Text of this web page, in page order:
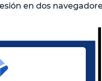
en dos